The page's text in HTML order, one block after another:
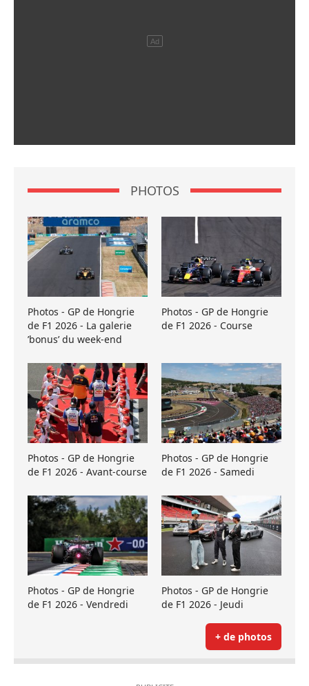
PHOTOS
Photos - GP de Hongrie
de F1 2026 - La galerie
’bonus’ du week-end
Photos - GP de Hongrie
de F1 2026 - Course
Photos - GP de Hongrie
de F1 2026 - Avant-course
Photos - GP de Hongrie
de F1 2026 - Samedi
Photos - GP de Hongrie
de F1 2026 - Vendredi
Photos - GP de Hongrie
de F1 2026 - Jeudi
+ de photos